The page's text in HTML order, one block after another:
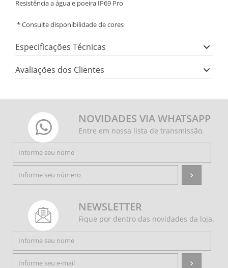
Resistência a água e poeira IP69 Pro
* Consulte disponibilidade de cores
Especificações Técnicas
Avaliações dos Clientes
NOVIDADES VIA WHATSAPP
Entre em nossa lista de transmissão.
NEWSLETTER
Fique por dentro das novidades da loja.